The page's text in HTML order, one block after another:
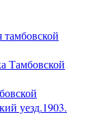
Тамбовской
уезд.1903.